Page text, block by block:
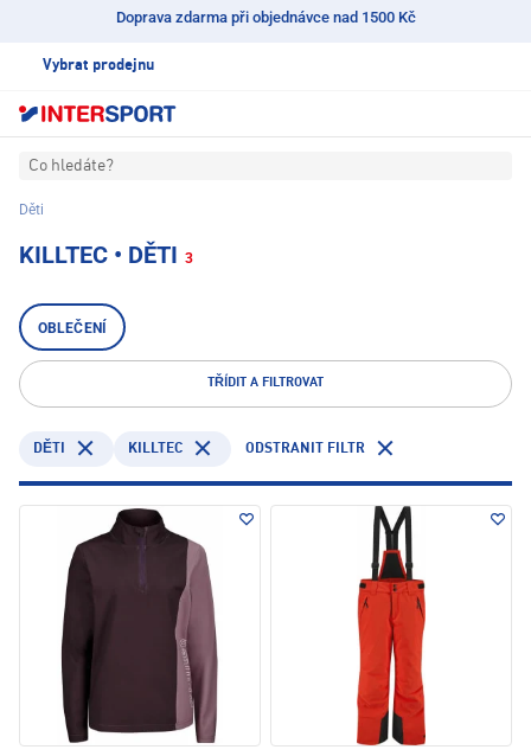
Doprava zdarma při objednávce nad 1500 Kč
Vybrat prodejnu
Co hledáte?
Děti
KILLTEC • DĚTI 3
OBLEČENÍ
TŘÍDIT A FILTROVAT
DĚTI KILLTEC ODSTRANIT FILTR